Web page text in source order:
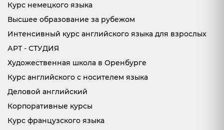
Курс немецкого языка
Высшее образование за рубежом
Интенсивный курс английского языка для взрослых
АРТ - СТУДИЯ
Художественная школа в Оренбурге
Курс английского с носителем языка
Деловой английский
Корпоративные курсы
Курс французского языка